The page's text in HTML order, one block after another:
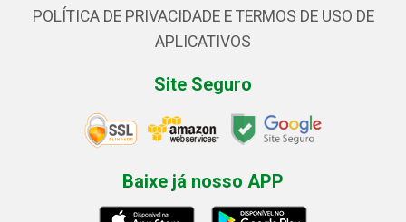
POLÍTICA DE PRIVACIDADE E TERMOS DE USO DE
APLICATIVOS
Site Seguro
Baixe já nosso APP